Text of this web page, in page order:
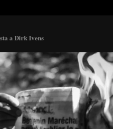
a Dirk Ivens